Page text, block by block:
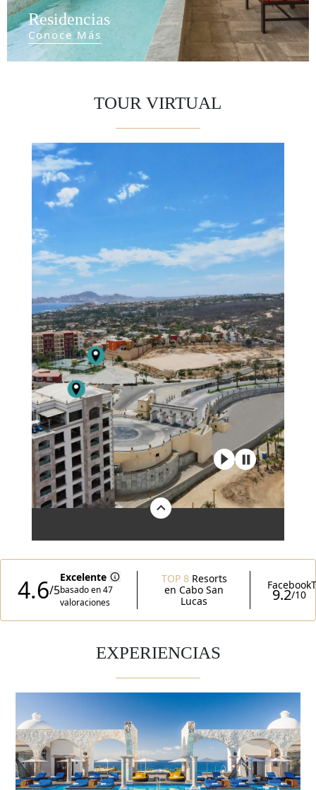
Residencias
Conoce Más
TOUR VIRTUAL
EXPERIENCIAS